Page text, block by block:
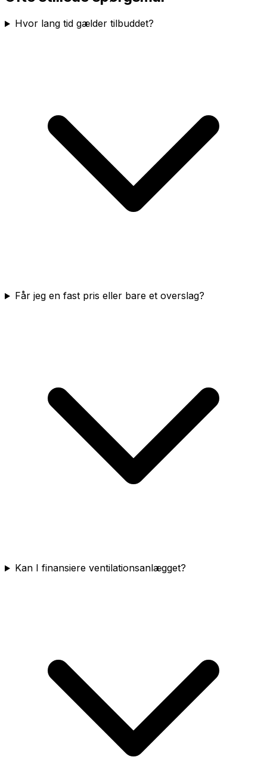
Hvor lang tid gælder tilbuddet?
Får jeg en fast pris eller bare et overslag?
Kan I finansiere ventilationsanlægget?